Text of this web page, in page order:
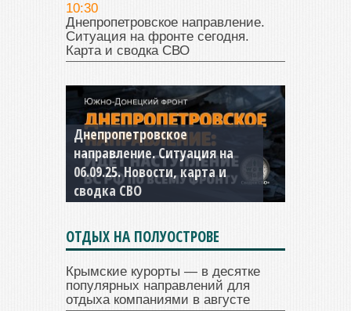
10:30
Днепропетровское направление.
Ситуация на фронте сегодня.
Карта и сводка СВО
Константиновское
направление. Ситуация на
04.09.25 Новости, карта и
сводка СВО
ОТДЫХ НА ПОЛУОСТРОВЕ
Крымские курорты — в десятке
популярных направлений для
отдыха компаниями в августе